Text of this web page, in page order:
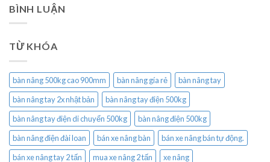
BÌNH LUẬN
TỪ KHÓA
bàn nâng 500kg cao 900mm bàn nâng gía rẻ
bàn nâng tay
bàn nâng tay 2x nhật bản
bàn nâng tay điện 500kg
bàn nâng tay điện di chuyển 500kg
bàn nâng điện 500kg
bàn nâng điện đài loan
bán xe nâng bàn
bán xe nâng bán tự động.
bán xe nâng tay 2 tấn
mua xe nâng 2 tấn xe nâng